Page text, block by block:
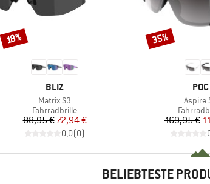
MARKE
BLIZ
Artikel
Matrix S3
Produktgruppe
Fahrradbrille
Preis
88,95 €reduzierter Preis
72,94 €
0,0(0)
Rabatt
18%
POC
Artikel
Aspire
169,95 €
Rabatt
35%
BELIEBTESTE